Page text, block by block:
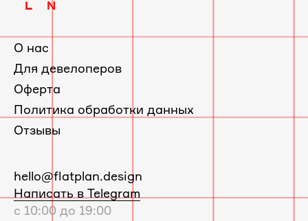
О нас
Для девелоперов
Оферта
Политика обработки данных
Отзывы
E-
mail:
hello@flatplan.design
Написать в Telegram
с 10:00 до 19:00